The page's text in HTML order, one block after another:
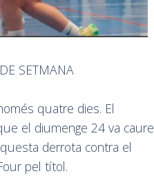
SETMANA
quatre dies. El
el diumenge 24 va caure
derrota contra el
pel títol.